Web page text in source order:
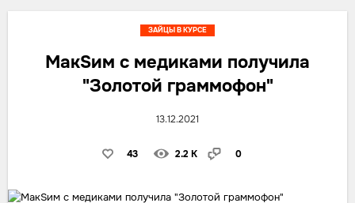
МакSим с медиками получила
"Золотой граммофон"
13.12.2021
43 2.2 K 0
ЗАЙЦЫ В КУРСЕ